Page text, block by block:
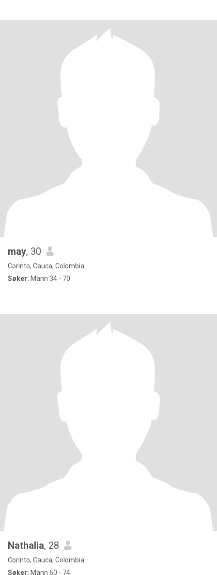
may, 30
Corinto, Cauca, Colombia
Søker: Mann 34 - 70
Nathalia, 28
Corinto, Cauca, Colombia
Søker: Mann 60 - 74